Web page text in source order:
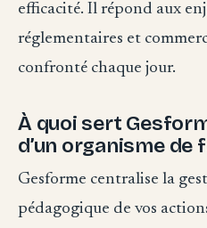
efficacité. Il répond aux
réglementaires et
confronté chaque jour.
À quoi sert
d’un organisme de
Gesforme centralise la
pédagogique de vos